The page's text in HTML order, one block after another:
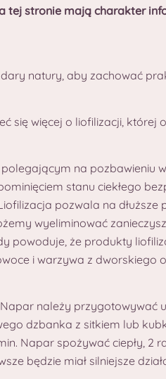
tej stronie mają charakter
natury, aby zachować
się więcej o liofilizacji,
na pozbawieniu
stanu ciekłego
pozwala na
wyeliminować
powoduje, że produkty
i warzywa z
Napar należy przygotowywać
dzbanka z sitkiem lub
Napar spożywać ciepły,
będzie miał silniejsze